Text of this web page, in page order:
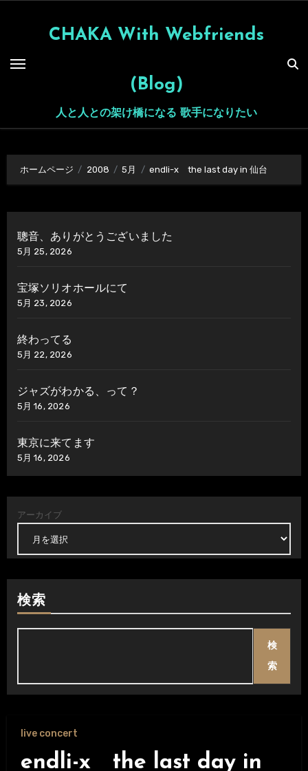
CHAKA With Webfriends
(Blog)
人と人との架け橋になる 歌手になりたい
ホームページ 2008 5月 endli-x the last day in 仙台
聰音、ありがとうございました
5月 25, 2026
宝塚ソリオホールにて
5月 23, 2026
終わってる
5月 22, 2026
ジャズがわかる、って？
5月 16, 2026
東京に来てます
5月 16, 2026
アーカイブ
検索
検
索
live concert
endli-x the last day in